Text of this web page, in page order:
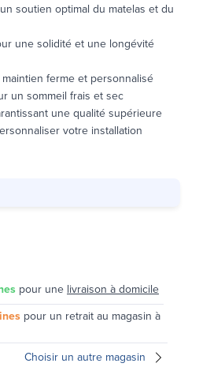
soutien optimal du matelas et du
une solidité et une longévité
ferme et personnalisé
un sommeil frais et sec
une qualité supérieure
votre installation
pour une livraison à domicile
pour un retrait au magasin à
Choisir un autre magasin